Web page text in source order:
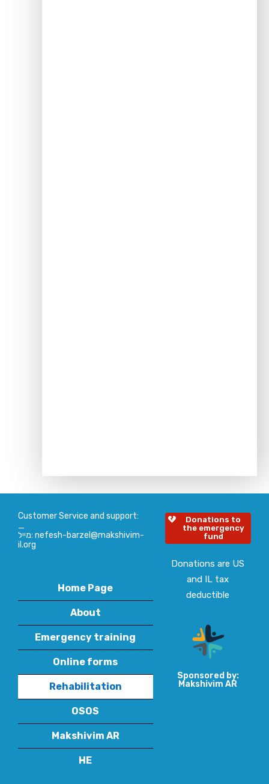
Customer Service and support:
_
מייל: nefesh-barzel@makshivim-
il.org
Home Page
About
Emergency training
Online forms
Rehabilitation
OSOS
Makshivim AR
HE
Donations to
the emergency
fund
Donations are US
and IL tax
deductible
Sponsored by:
Makshivim AR